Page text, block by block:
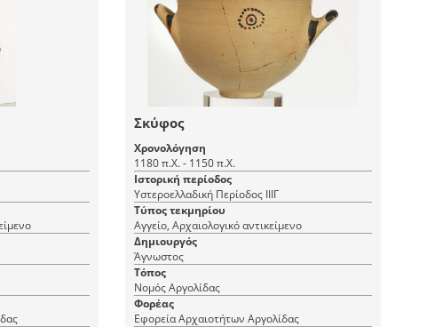
Σκύφος
Χρονολόγηση
1180 π.Χ. - 1150 π.Χ.
Ιστορική περίοδος
Υστεροελλαδική Περίοδος ΙΙΙΓ
Τύπος τεκμηρίου
Αγγείο, Αρχαιολογικό αντικείμενο
Δημιουργός
Άγνωστος
Τόπος
Νομός Αργολίδας
Φορέας
Εφορεία Αρχαιοτήτων Αργολίδας